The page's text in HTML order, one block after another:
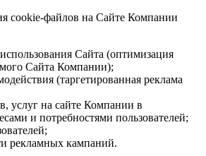
cookie-файлов на Сайте Компании
Сайта (оптимизация
Сайта Компании);
(таргетированная реклама
услуг на сайте Компании в
и потребностями пользователей;
рекламных кампаний.